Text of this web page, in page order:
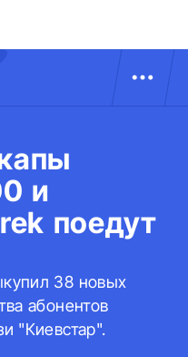
и
поедут
38 новых
абонентов
"Киевстар".